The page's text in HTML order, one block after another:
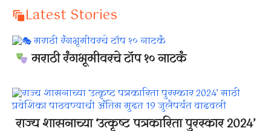
Latest Stories
मराठी रंगभूमीवरचे टॉप १० नाटकं
राज्य शासनाच्या ‘उत्कृष्ट पत्रकारिता पुरस्कार 2024’